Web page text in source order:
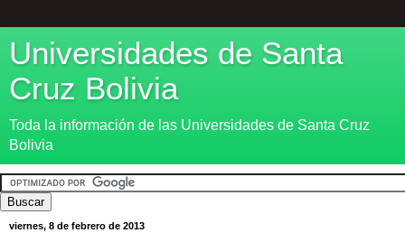
Universidades de Santa
Cruz Bolivia
Toda la información de las Universidades de Santa Cruz
Bolivia
viernes, 8 de febrero de 2013